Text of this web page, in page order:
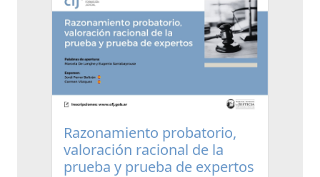
Razonamiento probatorio,
valoración racional de la
prueba y prueba de expertos